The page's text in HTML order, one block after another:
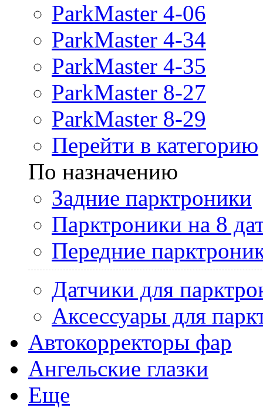
ParkMaster 4-06
ParkMaster 4-34
ParkMaster 4-35
ParkMaster 8-27
ParkMaster 8-29
Перейти в категорию
По назначению
Задние парктроники
Парктроники на 8
Передние
Датчики для
Аксессуары для
Автокорректоры фар
Ангельские глазки
Еще